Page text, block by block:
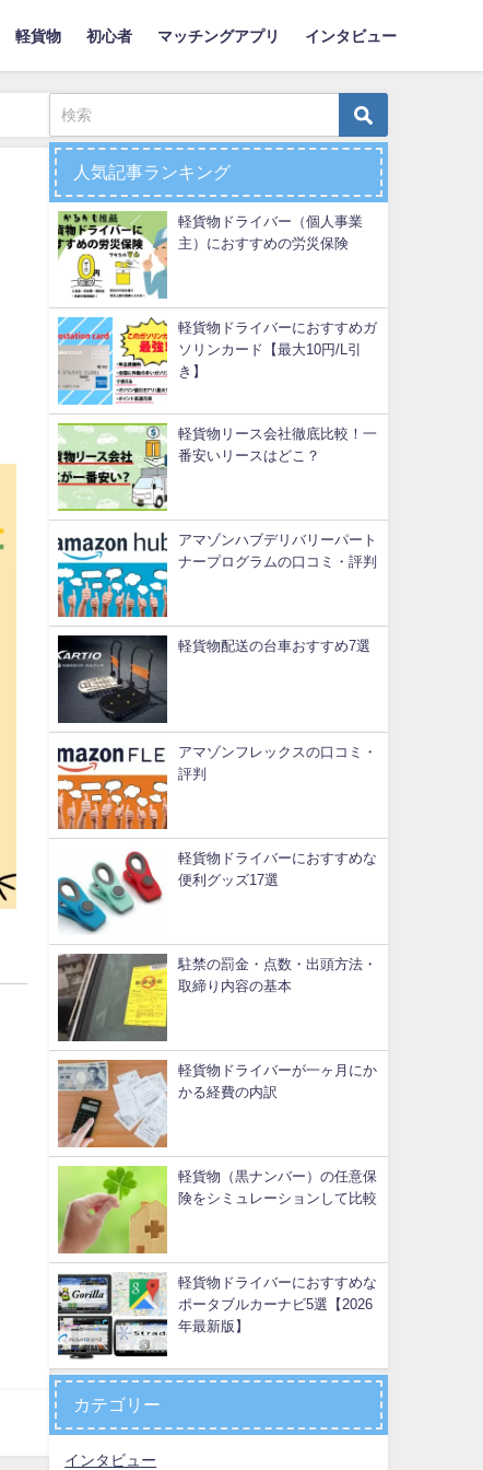
軽貨物 初心者 マッチングアプリ インタビュー
人気記事ランキング
軽貨物ドライバー（個人事業
主）におすすめの労災保険
軽貨物ドライバーにおすすめガ
ソリンカード【最大10円/L引
き】
軽貨物リース会社徹底比較！一
番安いリースはどこ？
アマゾンハブデリバリーパート
ナープログラムの口コミ・評判
軽貨物配送の台車おすすめ7選
アマゾンフレックスの口コミ・
評判
軽貨物ドライバーにおすすめな
便利グッズ17選
駐禁の罰金・点数・出頭方法・
取締り内容の基本
軽貨物ドライバーが一ヶ月にか
かる経費の内訳
軽貨物（黒ナンバー）の任意保
険をシミュレーションして比較
軽貨物ドライバーにおすすめな
ポータブルカーナビ5選【2026
年最新版】
カテゴリー
インタビュー